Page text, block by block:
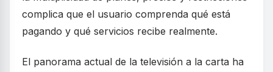
complica que el usuario comprenda qué está
pagando y qué servicios recibe realmente.
El panorama actual de la televisión a la carta ha